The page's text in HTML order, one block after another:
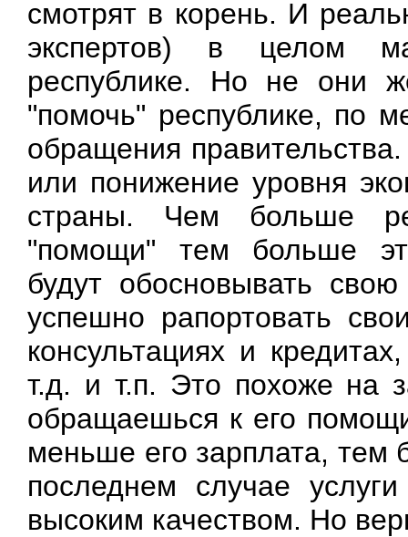
смотрят в корень. И
экспертов) в целом
республике. Но не они
"помочь" республике, по
обращения
или понижение уровня
страны. Чем больше
"помощи" тем больше
будут обосновывать
успешно рапортовать
консультациях и
т.д. и т.п. Это похоже на
обращаешься к его
меньше его зарплата,
последнем случае
высоким качеством. Но